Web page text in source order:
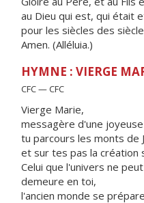
au Dieu qui est, qui était
pour les siècles des
Amen. (Alléluia.)
HYMNE : VIERGE
CFC — CFC
Vierge
messagère d'une
tu parcours les monts de
et sur tes pas la création
Celui que l'univers ne
demeure en toi,
l'ancien monde se